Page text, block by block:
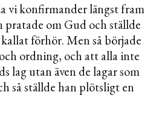
vi konfirmander längst fram
pratade om Gud och ställde
förhör. Men så började
ordning, och att alla inte
lag utan även de lagar som
så ställde han plötsligt en